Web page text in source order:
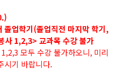
졸업학기(졸업직전 마지막 학기,
사 1,2,3> 교과목 수강 불가
모두 수강 불가하오니, 미리
시기 바랍니다.